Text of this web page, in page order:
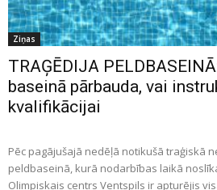
Ziņas
TRAĢĒDIJA
baseinā pārbauda, vai
kvalifikācijai
Pēc pagājušajā nedēļā notikušā traģiskā
peldbaseinā, kurā nodarbības laikā
Olimpiskais centrs Ventspils ir apturējis